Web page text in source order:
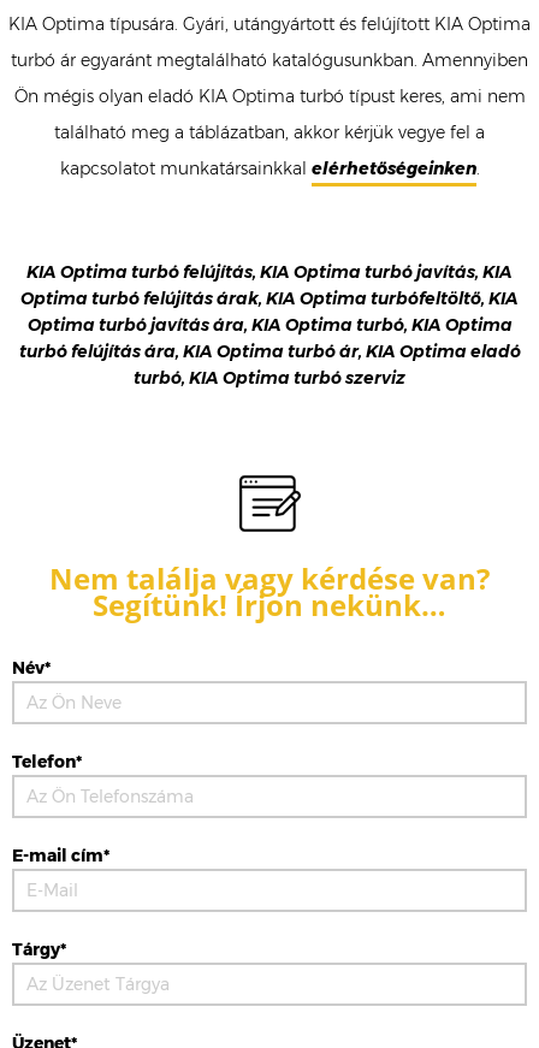
KIA Optima típusára. Gyári, utángyártott és felújított KIA Optima
turbó ár egyaránt megtalálható katalógusunkban. Amennyiben
Ön mégis olyan eladó KIA Optima turbó típust keres, ami nem
található meg a táblázatban, akkor kérjük vegye fel a
kapcsolatot munkatársainkkal elérhetőségeinken.
KIA Optima turbó felújítás, KIA Optima turbó javítás, KIA
Optima turbó felújítás árak, KIA Optima turbófeltöltő, KIA
Optima turbó javítás ára, KIA Optima turbó, KIA Optima
turbó felújítás ára, KIA Optima turbó ár, KIA Optima eladó
turbó, KIA Optima turbó szerviz
Nem találja vagy kérdése van?
Segítünk! Írjon nekünk…
Név*
Telefon*
E-mail cím*
Tárgy*
Üzenet*